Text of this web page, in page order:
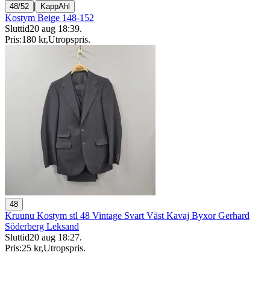
48/52 | KappAhl
Kostym Beige 148-152
Sluttid20 aug 18:39.
Pris:180 kr,Utropspris.
48
Kruunu Kostym stl 48 Vintage Svart Väst Kavaj Byxor Gerhard
Söderberg Leksand
Sluttid20 aug 18:27.
Pris:25 kr,Utropspris.